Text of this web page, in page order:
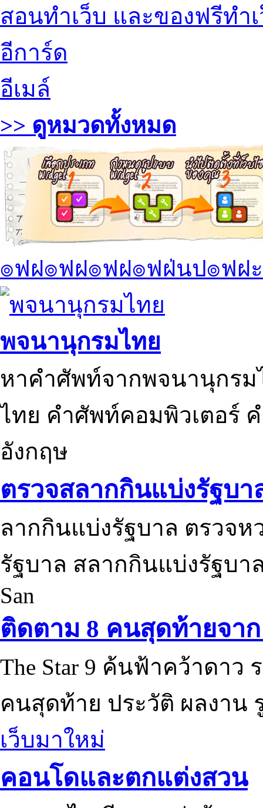
สอนทำเว็บ และของฟรีทำ
อีการ์ด
อีเมล์
>> ดูหมวดทั้งหมด
๏ฟฝ๏ฟฝ๏ฟฝ๏ฟฝ่นป๏ฟฝ
พจนานุกรมไทย
หาคำศัพท์จากพจนานุกรม
ไทย คำศัพท์คอมพิวเตอร์
อังกฤษ
ตรวจสลากกินแบ่งรัฐบา
ลากกินแบ่งรัฐบาล ตรวจ
รัฐบาล สลากกินแบ่งรัฐบา
San
ติดตาม 8 คนสุดท้ายจาก
The Star 9 ค้นฟ้าคว้าดาว
คนสุดท้าย ประวัติ ผลงาน
เว็บมาใหม่
คอนโดและตกแต่งสวน